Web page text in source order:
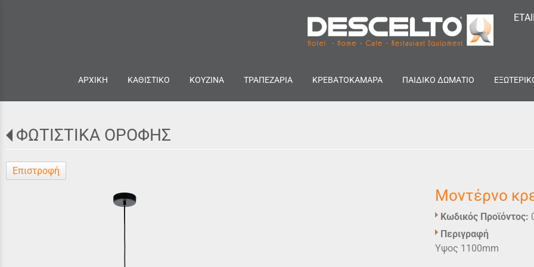
ΑΡΧΙΚΗ ΚΑΘΙΣΤΙΚΟ ΚΟΥΖΙΝΑ ΤΡΑΠΕΖΑΡΙΑ ΚΡΕΒΑΤΟΚΑΜΑΡΑ ΠΑΙΔΙΚΟ ΔΩΜΑΤΙΟ
ΦΩΤΙΣΤΙΚΑ ΟΡΟΦΗΣ
Επιστροφή
Μοντέρνο
Κωδικός Προϊόντος:
Περιγραφή
Yψος 1100mm